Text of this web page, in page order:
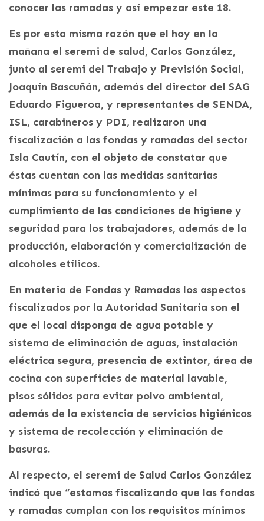
conocer las ramadas y así empezar este 18.
Es por esta misma razón que el hoy en la
mañana el seremi de salud, Carlos González,
junto al seremi del Trabajo y Previsión Social,
Joaquín Bascuñán, además del director del SAG
Eduardo Figueroa, y representantes de SENDA,
ISL, carabineros y PDI, realizaron una
fiscalización a las fondas y ramadas del sector
Isla Cautín, con el objeto de constatar que
éstas cuentan con las medidas sanitarias
mínimas para su funcionamiento y el
cumplimiento de las condiciones de higiene y
seguridad para los trabajadores, además de la
producción, elaboración y comercialización de
alcoholes etílicos.
En materia de Fondas y Ramadas los aspectos
fiscalizados por la Autoridad Sanitaria son el
que el local disponga de agua potable y
sistema de eliminación de aguas, instalación
eléctrica segura, presencia de extintor, área de
cocina con superficies de material lavable,
pisos sólidos para evitar polvo ambiental,
además de la existencia de servicios higiénicos
y sistema de recolección y eliminación de
basuras.
Al respecto, el seremi de Salud Carlos González
indicó que “estamos fiscalizando que las fondas
y ramadas cumplan con los requisitos mínimos